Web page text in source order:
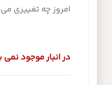
امروز چه تغییری
در انبار موجود نمی